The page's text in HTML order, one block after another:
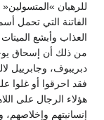
للرهبان
الفاتنة التي تحمل
العذاب وأبشع
من ذلك أن إسحاق
دبريبوف، وجابرييل
هؤلاء الرجال على
إنسانيتهم